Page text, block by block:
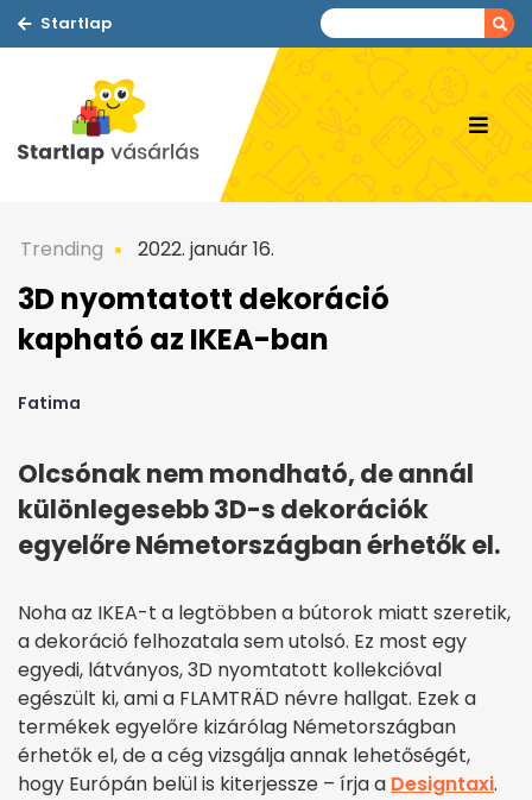
Startlap
Trending 2022. január 16.
3D nyomtatott dekoráció
kapható az IKEA-ban
Fatima
Olcsónak nem mondható, de annál
különlegesebb 3D-s dekorációk
egyelőre Németországban érhetők el.
Noha az IKEA-t a legtöbben a bútorok miatt szeretik,
a dekoráció felhozatala sem utolsó. Ez most egy
egyedi, látványos, 3D nyomtatott kollekcióval
egészült ki, ami a FLAMTRÄD névre hallgat. Ezek a
termékek egyelőre kizárólag Németországban
érhetők el, de a cég vizsgálja annak lehetőségét,
hogy Európán belül is kiterjessze – írja a Designtaxi.